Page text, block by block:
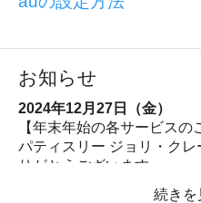
お知らせ
2024年12月27日（金）
【年末年始の各サービスの
パティスリー ジョリ・ク
りがとうございます。
年末年始は下記日程で営業
続きを